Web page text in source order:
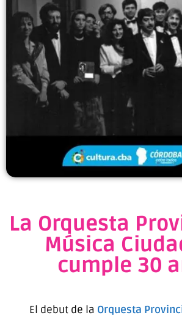
La Orquesta
Música
cumple 30
El debut de la Orquesta